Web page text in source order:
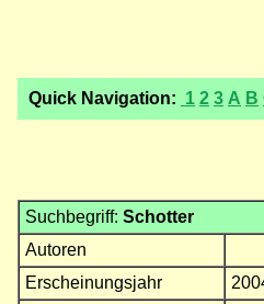
Quick Navigation: 1 2 3 A B
Suchbegriff: Schotter
Autoren
Erscheinungsjahr